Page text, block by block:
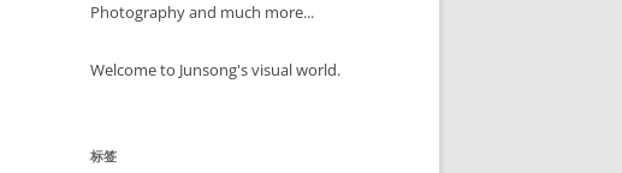
Photography and much more...
Welcome to Junsong's visual world.
标签